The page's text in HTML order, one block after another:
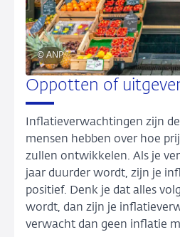
© ANP
Oppotten of
Inflatieverwachtingen zijn
mensen hebben over hoe
zullen ontwikkelen. Als je
jaar duurder wordt, zijn je
positief. Denk je dat alles
wordt, dan zijn je
verwacht dan geen inflatie